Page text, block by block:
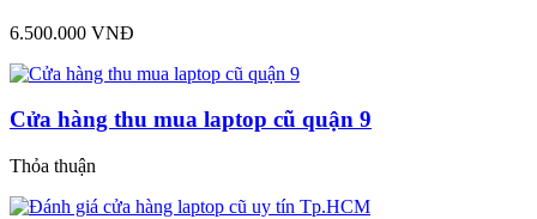
6.500.000 VNĐ
Cửa hàng thu mua laptop cũ quận 9
Thỏa thuận